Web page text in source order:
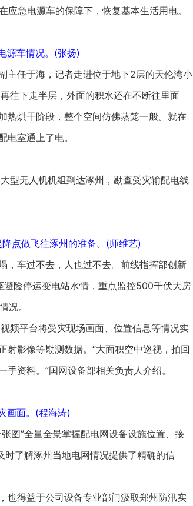
急电源车的保障下，恢复基本生活用电。
源车情况。(张扬)
任于海，记者走进位于地下2层的天伦湾小
往下走半层，外面的积水还在不断往里面
热烘干阶段，整个空间仿佛蒸笼一般。就在
室通上了电。
无人机机组到达涿州，勘查受灾输配电线
点做飞往涿州的准备。(师维艺)
车过不去，人也过不去。前线指挥部创新
险停运变电站水情，重点监控500千伏大房
况。
平台将受灾现场画面、位置信息等情况实
影像等勘测数据。“大面积空中巡视，拍回
资料。”国网设备部相关负责人介绍。
画面。(程海涛)
”全量全景掌握配电网设备设施位置、接
时了解涿州当地电网情况提供了精确的信
得益于公司设备专业部门汲取郑州防汛实